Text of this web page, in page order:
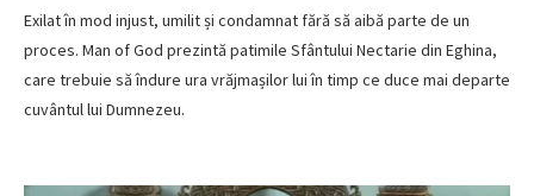
Exilat în mod injust, umilit și condamnat fără să aibă parte de un
proces. Man of God prezintă patimile Sfântului Nectarie din Eghina,
care trebuie să îndure ura vrăjmașilor lui în timp ce duce mai departe
cuvântul lui Dumnezeu.